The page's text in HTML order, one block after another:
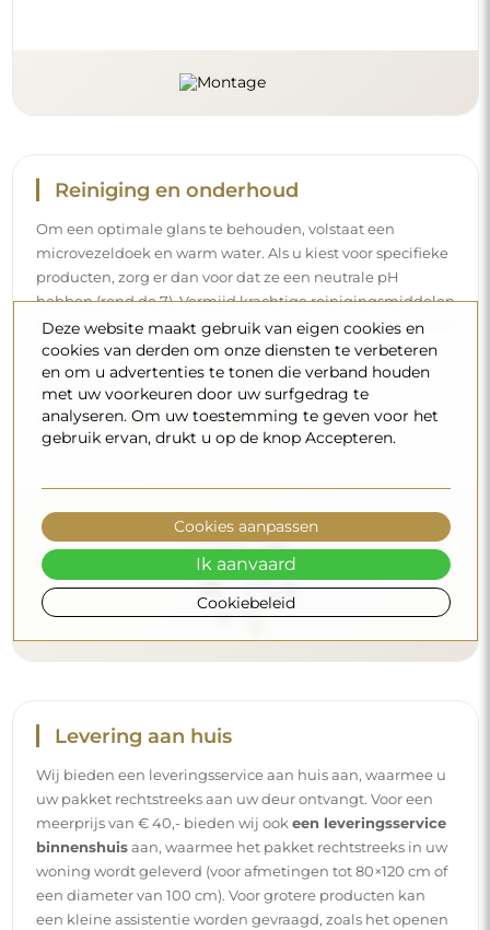
Reiniging en onderhoud
Om een optimale glans te behouden, volstaat een
microvezeldoek en warm water. Als u kiest voor specifieke
producten, zorg er dan voor dat ze een neutrale pH
hebben (rond de 7). Vermijd krachtige reinigingsmiddelen
die azijn, ammoniak of sterke zuren bevatten – zo bewaart
u een mooie weerspiegeling gedurende vele jaren.
Wilt u meer weten?
Lees meer tips op onze blog.
Levering aan huis
Wij bieden een leveringsservice aan huis aan, waarmee u
uw pakket rechtstreeks aan uw deur ontvangt. Voor een
meerprijs van € 40,- bieden wij ook een leveringsservice
binnenshuisaan, waarmee het pakket rechtstreeks in uw
woning wordt geleverd (voor afmetingen tot 80×120 cm of
een diameter van 100 cm). Voor grotere producten kan
een kleine assistentie worden gevraagd, zoals het openen
Deze website maakt gebruik van eigen cookies en
cookies van derden om onze diensten te verbeteren
en om u advertenties te tonen die verband houden
met uw voorkeuren door uw surfgedrag te
analyseren. Om uw toestemming te geven voor het
gebruik ervan, drukt u op de knop Accepteren.
Cookiebeleid
Cookies aanpassen
Ik aanvaard